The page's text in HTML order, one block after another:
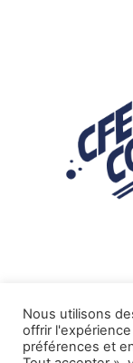
Mentions
Nous utilisons
offrir
préférences et